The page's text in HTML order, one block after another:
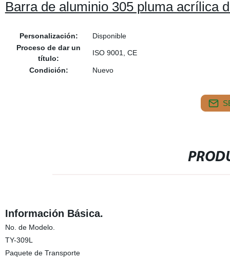
Barra de aluminio 305 pluma acrílica
Personalización:
Disponible
Proceso de dar un
título:
ISO 9001, CE
Condición: Nuevo
Información Básica.
No. de Modelo.
TY-309L
Paquete de Transporte